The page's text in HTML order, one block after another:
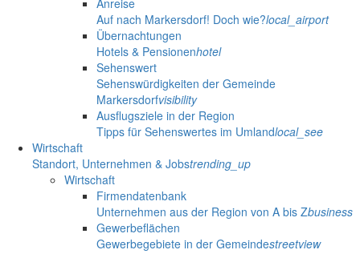
Anreise
Auf nach Markersdorf! Doch wie?local_airport
Übernachtungen
Hotels & Pensionenhotel
Sehenswert
Sehenswürdigkeiten der Gemeinde
Markersdorfvisibility
Ausflugsziele in der Region
Tipps für Sehenswertes im Umlandlocal_see
Wirtschaft
Standort, Unternehmen & Jobstrending_up
Wirtschaft
Firmendatenbank
Unternehmen aus der Region von A bis Zbusiness
Gewerbeflächen
Gewerbegebiete in der Gemeindestreetview